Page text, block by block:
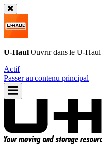
U-Haul Ouvrir dans le U-Haul
Actif
Passer au contenu principal